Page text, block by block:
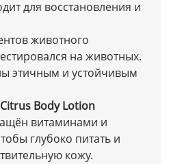
для восстановления и
животного
на животных.
этичным и устойчивым
Body Lotion
витаминами и
глубоко питать и
кожу.